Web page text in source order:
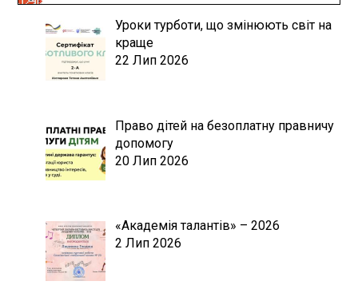
Уроки турботи, що змінюють світ на
краще
22 Лип 2026
Право дітей на безоплатну правничу
допомогу
20 Лип 2026
«Академія талантів» – 2026
2 Лип 2026